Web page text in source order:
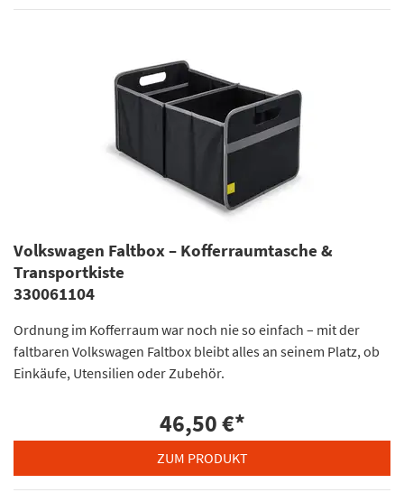
Volkswagen Faltbox – Kofferraumtasche &
Transportkiste
330061104
Ordnung im Kofferraum war noch nie so einfach – mit der
faltbaren Volkswagen Faltbox bleibt alles an seinem Platz, ob
Einkäufe, Utensilien oder Zubehör.
46,50 €*
ZUM PRODUKT